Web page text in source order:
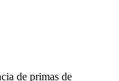
de primas de